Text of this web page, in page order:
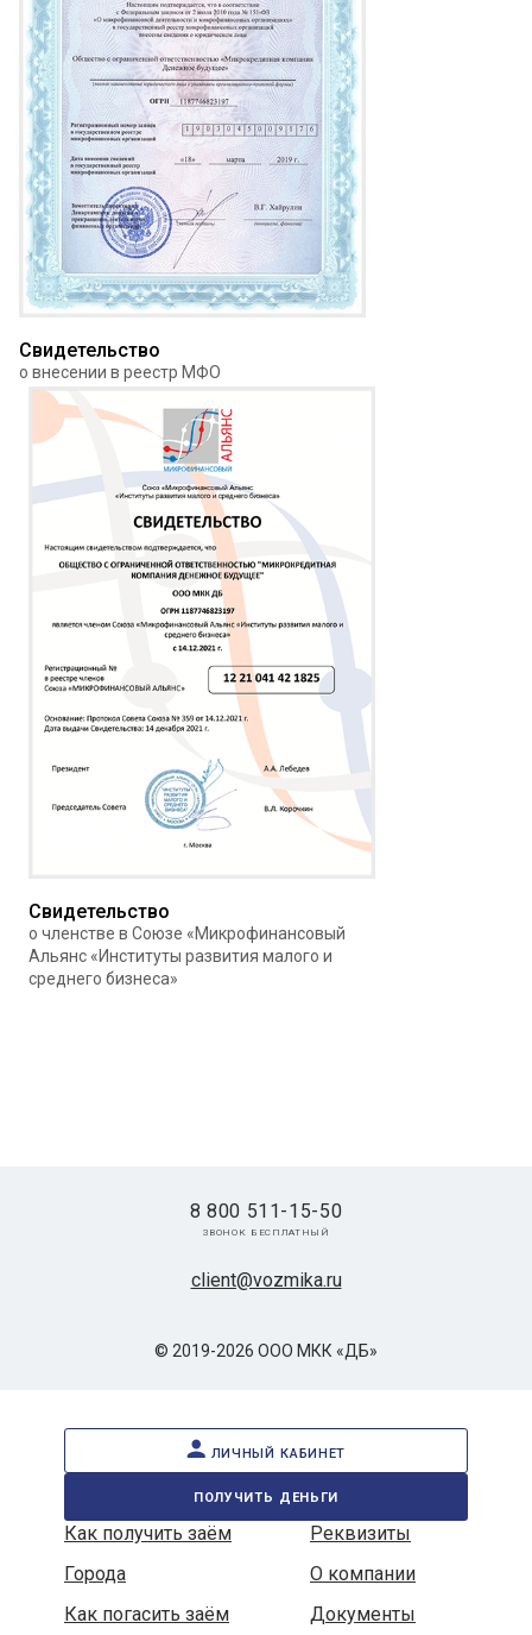
Свидетельство
о внесении в реестр МФО
Свидетельство
о членстве в Союзе «Микрофинансовый
Альянс «Институты развития малого и
среднего бизнеса»
© 2019-2026 ООО МКК «ДБ»
client@vozmika.ru
8 800 511-15-50
звонок бесплатный
личный кабинет
получить деньги
Как получить заём
Реквизиты
Города
О компании
Как погасить заём
Документы